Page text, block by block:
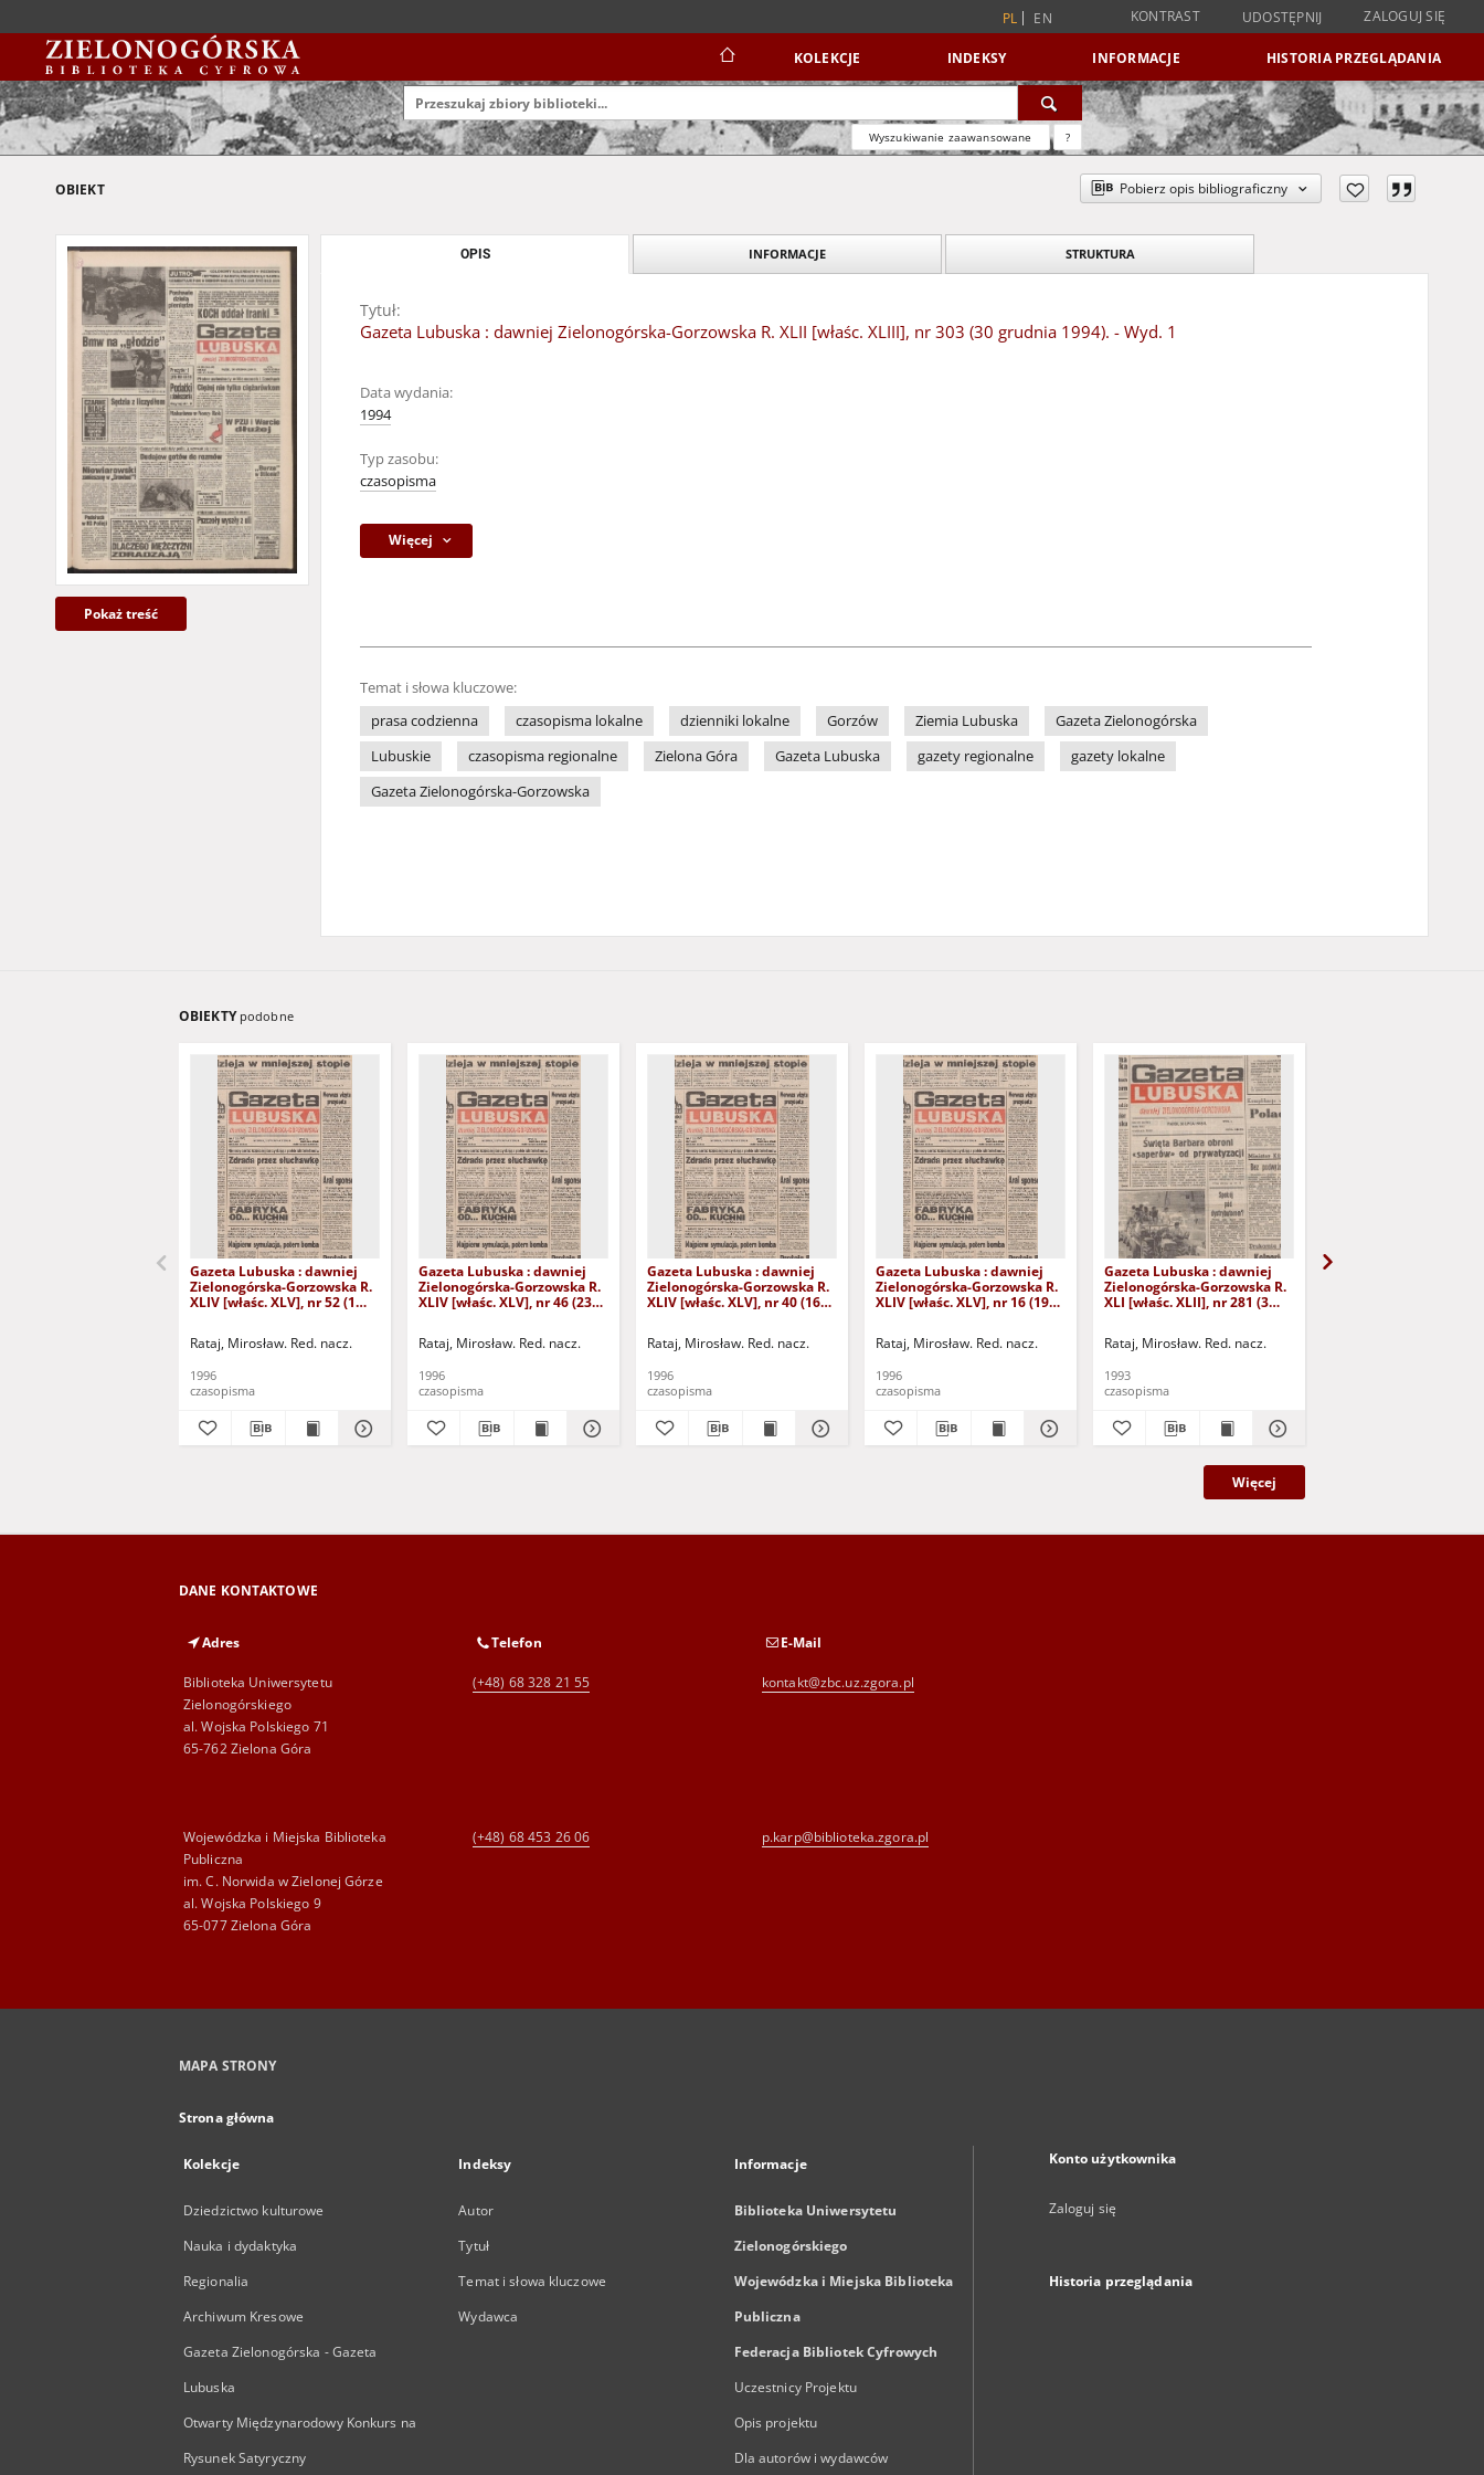
PL EN KONTRAST UDOSTĘPNIJ ZALOGUJ SIĘ
KOLEKCJE INDEKSY INFORMACJE HISTORIA PRZEGLĄDANIA
Wyszukiwanie zaawansowane ?
OBIEKT Pobierz opis bibliograficzny
Pokaż treść
OPIS INFORMACJE STRUKTURA
Tytuł:
Gazeta Lubuska : dawniej Zielonogórska-Gorzowska R. XLII [właśc. XLIII], nr 303 (30 grudnia 1994). - Wyd. 1
Data wydania:
1994
Typ zasobu:
czasopisma
Więcej
Temat i słowa kluczowe:
prasa codzienna
czasopisma lokalne dzienniki lokalne Gorzów Ziemia Lubuska
Gazeta Zielonogórska
Lubuskie
czasopisma regionalne Zielona Góra Gazeta Lubuska gazety regionalne
gazety lokalne
Gazeta Zielonogórska-Gorzowska
OBIEKTY podobne
Gazeta Lubuska : dawniej
Zielonogórska-Gorzowska R.
XLIV [właśc. XLV], nr 52 (1
Rataj, Mirosław. Red. nacz.
1996
czasopisma
Gazeta Lubuska : dawniej
Zielonogórska-Gorzowska R.
XLIV [właśc. XLV], nr 46 (23
Rataj, Mirosław. Red. nacz.
1996
czasopisma
Gazeta Lubuska : dawniej
Zielonogórska-Gorzowska R.
XLIV [właśc. XLV], nr 40 (16
Rataj, Mirosław. Red. nacz.
1996
czasopisma
Gazeta Lubuska : dawniej
Zielonogórska-Gorzowska R.
XLIV [właśc. XLV], nr 16 (19
Rataj, Mirosław. Red. nacz.
1996
czasopisma
Gazeta Lubuska : dawniej
Zielonogórska-Gorzowska R.
XLI [właśc. XLII], nr 281 (3
Rataj, Mirosław. Red. nacz.
1993
czasopisma
Więcej
DANE KONTAKTOWE
Adres
Biblioteka Uniwersytetu
Zielonogórskiego
al. Wojska Polskiego 71
65-762 Zielona Góra
Telefon
(+48) 68 328 21 55
E-Mail
kontakt@zbc.uz.zgora.pl
Wojewódzka i Miejska Biblioteka
Publiczna
im. C. Norwida w Zielonej Górze
al. Wojska Polskiego 9
65-077 Zielona Góra
(+48) 68 453 26 06 p.karp@biblioteka.zgora.pl
MAPA STRONY
Strona główna
Kolekcje
Dziedzictwo kulturowe
Nauka i dydaktyka
Regionalia
Archiwum Kresowe
Gazeta Zielonogórska - Gazeta
Lubuska
Otwarty Międzynarodowy Konkurs na
Rysunek Satyryczny
Indeksy
Autor
Tytuł
Temat i słowa kluczowe
Wydawca
Informacje
Biblioteka Uniwersytetu
Zielonogórskiego
Wojewódzka i Miejska Biblioteka
Publiczna
Federacja Bibliotek Cyfrowych
Uczestnicy Projektu
Opis projektu
Dla autorów i wydawców
Konto użytkownika
Zaloguj się
Historia przeglądania